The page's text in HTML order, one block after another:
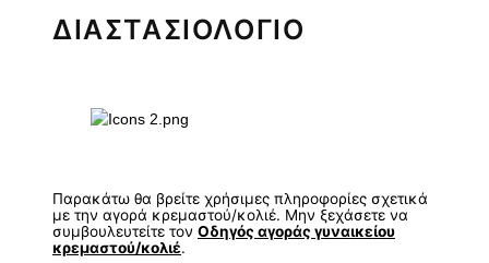
ΔΙΑΣΤΑΣΙΟΛΟΓΙΟ
Παρακάτω θα βρείτε χρήσιμες πληροφορίες σχετικά
με την αγορά κρεμαστού/κολιέ. Μην ξεχάσετε να
συμβουλευτείτε τον Οδηγός αγοράς γυναικείου
κρεμαστού/κολιέ.